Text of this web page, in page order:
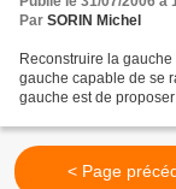
Par SORIN Michel
Reconstruire la
gauche capable de se
gauche est de
< Page